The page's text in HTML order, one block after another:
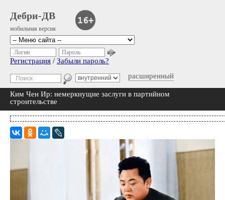
Дебри-ДВ
мобильная версия
расширенный
Логин Пароль
Регистрация / Забыли пароль?
Ким Чен Ир: немеркнущие заслуги в партийном
строительстве